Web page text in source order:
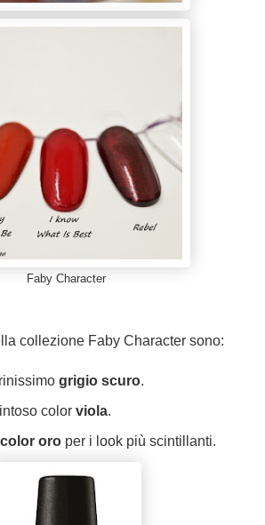
Faby Character
collezione Faby Character sono:
grigio scuro.
colorviola.
color oroper i look più scintillanti.